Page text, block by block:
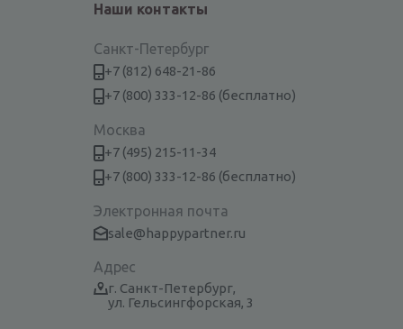
Наши контакты
Санкт-Петербург
+7 (812) 648-21-86
+7 (800) 333-12-86 (бесплатно)
Москва
+7 (495) 215-11-34
+7 (800) 333-12-86 (бесплатно)
Электронная почта
sale@happypartner.ru
Адрес
г. Санкт-Петербург,
ул. Гельсингфорская, 3